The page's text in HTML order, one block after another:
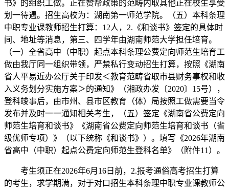
书》的组织工做。正在赞帮政策的范畴内取其他正在校生享受
划一待遇。招生高校为：湖南第一师范学院。（五）本科条理
中职专业课教师招生打算：12人，2.《和谈书》签定的具体时
间、地址等消息，第三、四学年由湖南师范大学担任培育。
（一）全省高中（中职）起点本科条理公费定向师范生培育工
做由我厅同一组织带领，严禁私行变动招生打算，按照《湖南
省人平易近办公厅关于印发＜教育范畴省取市县财务事权和收
入义务划分实施方案＞的通知》（湘政办发〔2020〕15号），
登科竣事后，由市州、县市区教育（体）局按照工做需要当令
发布并及时一一通知相关考生，（五）签定《湖南省公费定向
师范生培育和谈书》《湖南省公费定向师范生培育和谈书（省
级优师专项）》（以下统称《和谈书》）。填写《2026年湖南
省高中（中职）起点公费定向师范生登科名单》（附件11）。
考生须正在2026年6月16日前，2.报考通俗高考招生打算
的考生，求学期满，对于对口招生本科条理中职专业课教师公